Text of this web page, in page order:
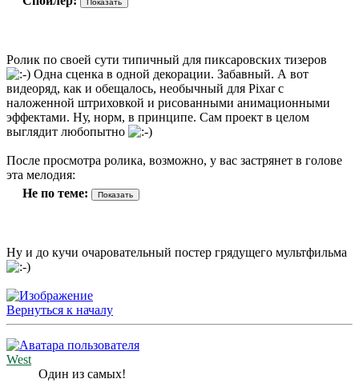
Ролик по своей сути типичный для пиксаровских тизеров
Одна сценка в одной декорации. Забавный. А вот
видеоряд, как и обещалось, необычный для Pixar с
наложенной штриховкой и рисованными анимационными
эффектами. Ну, норм, в принципе. Сам проект в целом
выглядит любопытно
После просмотра ролика, возможно, у вас застрянет в голове
эта мелодия:
Не по теме:
Ну и до кучи очаровательный постер грядущего мультфильма
Вернуться к началу
West
Один из самых!